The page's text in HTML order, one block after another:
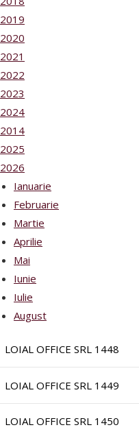
2019
2020
2021
2022
2023
2024
2014
2025
2026
Ianuarie
Februarie
Martie
Aprilie
Mai
Iunie
Iulie
August
LOIAL OFFICE SRL 1448
LOIAL OFFICE SRL 1449
LOIAL OFFICE SRL 1450